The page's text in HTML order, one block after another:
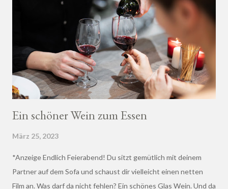
Ein schöner Wein zum Essen
März 25, 2023
*Anzeige Endlich Feierabend! Du sitzt gemütlich mit deinem
Partner auf dem Sofa und schaust dir vielleicht einen netten
Film an. Was darf da nicht fehlen? Ein schönes Glas Wein. Und da